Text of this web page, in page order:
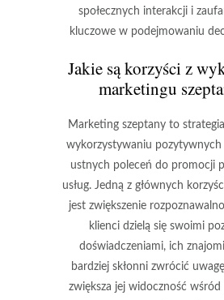
społecznych interakcji i
kluczowe w podejmowaniu
Jakie są korzyści z
marketingu
Marketing szeptany to
wykorzystywaniu pozytywnych
ustnych poleceń do promocji
usług. Jedną z głównych
jest zwiększenie
klienci dzielą się swoimi
doświadczeniami, ich
bardziej skłonni zwrócić
zwiększa jej widoczność